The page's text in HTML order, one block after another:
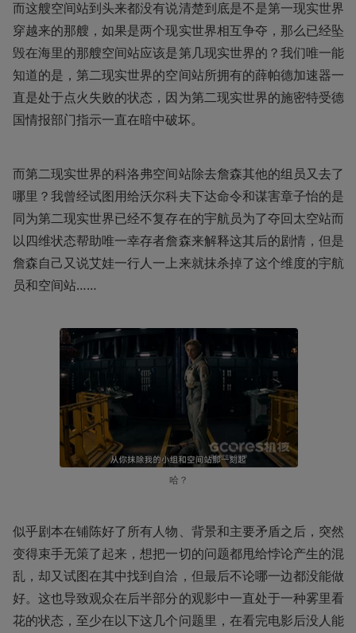
而这艘空间站到头来都没有说清楚到底是不是第一现实世界
穿越来的那艘，如果是两个现实世界相互争夺，那么已经坠
毁在海里的那艘空间站应该是第几现实世界的？我们唯一能
知道的是，第二现实世界的空间站所拥有的薛帕德加速器一
直是处于点火失败的状态，因为第二现实世界的施密特受德
国情报部门指示一直在暗中破坏。
而第二现实世界的科洛弗空间站除去詹森其他的组员又去了
哪里？我曾经试图用给沃尔科夫下达命令和谋害章子怡的是
同为第二现实世界已经不复存在的宇航员为了夺回太空站而
以四维状态帮助唯一幸存者詹森来解释这其后的剧情，但是
詹森自己又说艾娃一行人一上来就抹杀掉了这个维度的宇航
员和空间站……
哈？
似乎剧本在铺陈好了所有人物、背景和主要矛盾之后，突然
变得束手无策了起来，想把一切的问题都甩给悖论产生的混
乱，却又试图在其中找到自洽，但最后不论哪一边都没能做
好。这也导致观众在后半部分的观影中一直处于一种雾里看
花的状态，至少在以下这几个问题里，在看完电影后没人能